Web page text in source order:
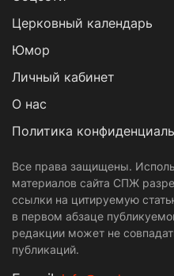
Церковный календарь
Юмор
Личный кабинет
О нас
Политика
Все права защищены.
материалов сайта СПЖ
ссылки на цитируемую
в первом абзаце
редакции может не
публикаций.